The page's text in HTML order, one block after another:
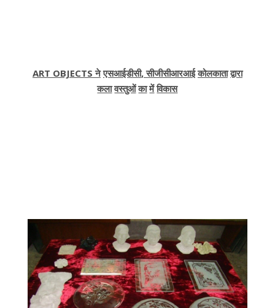
ART OBJECTSने एसआईडीसी,सीजीसीआरआई कोलकाता द्वारा
कला वस्तुओं का में विकास